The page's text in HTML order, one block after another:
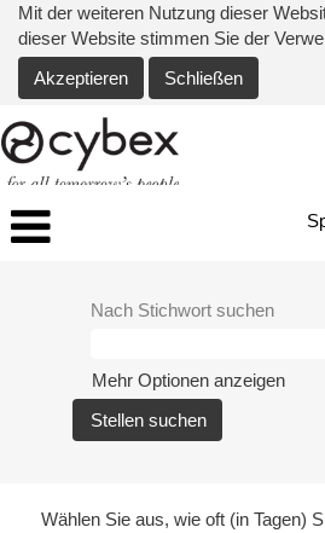
Mit der weiteren Nutzung dieser
dieser Website stimmen Sie der
Akzeptieren
Schließen
Nach Stichwort suchen
Mehr Optionen anzeigen
Wählen Sie aus, wie oft (in Tagen)